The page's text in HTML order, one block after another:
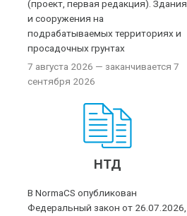
(проект, первая редакция). Здания
и сооружения на
подрабатываемых территориях и
просадочных грунтах
7 августа 2026 — заканчивается 7
сентября 2026
НТД
В NormaCS опубликован
Федеральный закон от 26.07.2026,